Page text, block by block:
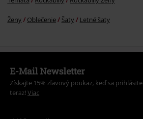
Ženy Oblečenie Šaty Letné šaty
E-Mail Newsletter
Získajte 15% zľavový poukaz, keď sa prihlásite
teraz! Viac